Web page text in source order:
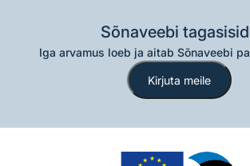
Sõnaveebi
Iga arvamus loeb ja aitab Sõnaveebi
Kirjuta meile